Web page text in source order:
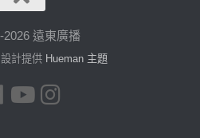
2026 遠東廣播
計提供 Hueman 主題